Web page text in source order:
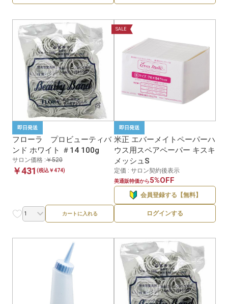
即日発送
フローラ プロビューティバ
ンド ホワイト ＃14 100g
サロン価格 :￥520
￥431 (税込￥474)
カートに入れる
SALE
即日発送
米正 エバーメイトペーパーハ
ウス用スペアペーパー キスキ
メッシュS
定価 : サロン契約後表示
美通販特価から5%OFF
会員登録する【無料】
ログインする